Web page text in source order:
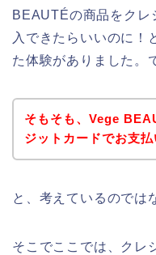
BEAUTÉの商品をクレ
入できたらいいのに！
た体験がありました。
そもそも、Vege
ジットカードでお支
と、考えているのでは
そこでここでは、クレ